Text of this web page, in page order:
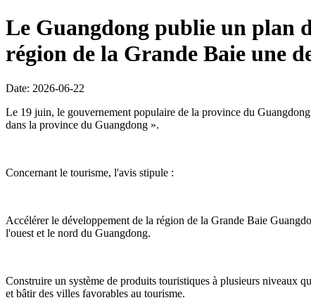
Le Guangdong publie un plan
région de la Grande Baie une
Date: 2026-06-22
Le 19 juin, le gouvernement populaire de la province du
dans la province du Guangdong ».
Concernant le tourisme, l'avis stipule :
Accélérer le développement de la région de la Grande Baie
l'ouest et le nord du Guangdong.
Construire un système de produits touristiques à plusieurs niveaux
et bâtir des villes favorables au tourisme.